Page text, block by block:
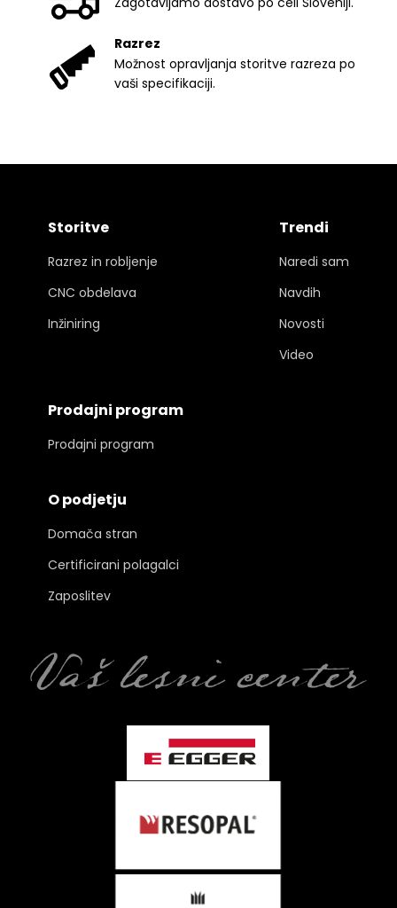
Razrez
Možnost opravljanja storitve razreza po
vaši specifikaciji.
Storitve
Razrez in robljenje
CNC obdelava
Inžiniring
Trendi
Naredi sam
Navdih
Novosti
Video
Prodajni program
Prodajni program
O podjetju
Domača stran
Certificirani polagalci
Zaposlitev